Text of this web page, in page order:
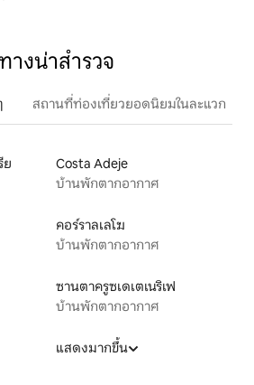
งน่าสำรวจ
สถานที่ท่องเที่ยวยอดนิยมในละแวก
ย
Costa Adeje
บ้านพักตากอากาศ
คอร์ราลเลโฆ
บ้านพักตากอากาศ
ซานตาครูซเดเตเนริเฟ
บ้านพักตากอากาศ
แสดงมากขึ้น